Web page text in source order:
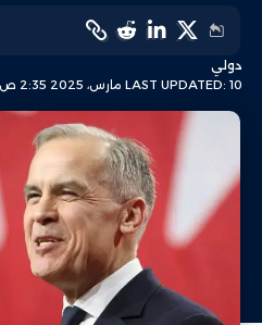
LAST UPDATED: 10 مارس، 2025 2:35 ص
دولي